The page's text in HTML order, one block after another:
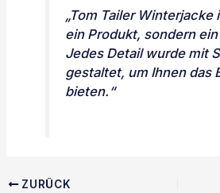
„Tom Tailer Winterjacke
ein Produkt, sondern
Jedes Detail wurde mit
gestaltet, um Ihnen das
bieten.“
ZURÜCK